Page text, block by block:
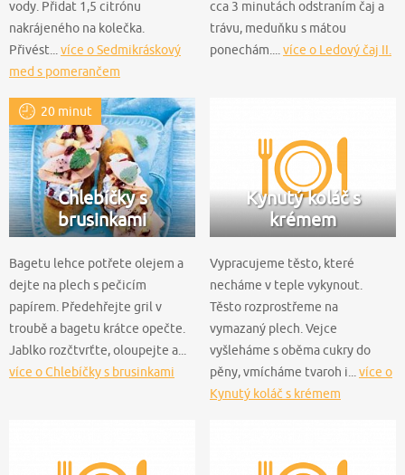
vody. Přidat 1,5 citrónu
nakrájeného na kolečka.
Přivést... více o Sedmikráskový
med s pomerančem
cca 3 minutách odstraním čaj a
trávu, meduňku s mátou
ponechám.... více o Ledový čaj II.
20 minut
Chlebíčky s
brusinkami
Bagetu lehce potřete olejem a
dejte na plech s pečicím
papírem. Předehřejte gril v
troubě a bagetu krátce opečte.
Jablko rozčtvrťte, oloupejte a...
více o Chlebíčky s brusinkami
Kynutý koláč s
krémem
Vypracujeme těsto, které
necháme v teple vykynout.
Těsto rozprostřeme na
vymazaný plech. Vejce
vyšleháme s oběma cukry do
pěny, vmícháme tvaroh i...více o
Kynutý koláč s krémem